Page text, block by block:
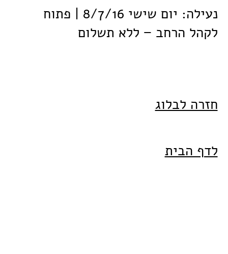
נעילה: יום שישי 8/7/16 | פתוח
לקהל הרחב − ללא תשלום
חזרה לבלוג
לדף הבית